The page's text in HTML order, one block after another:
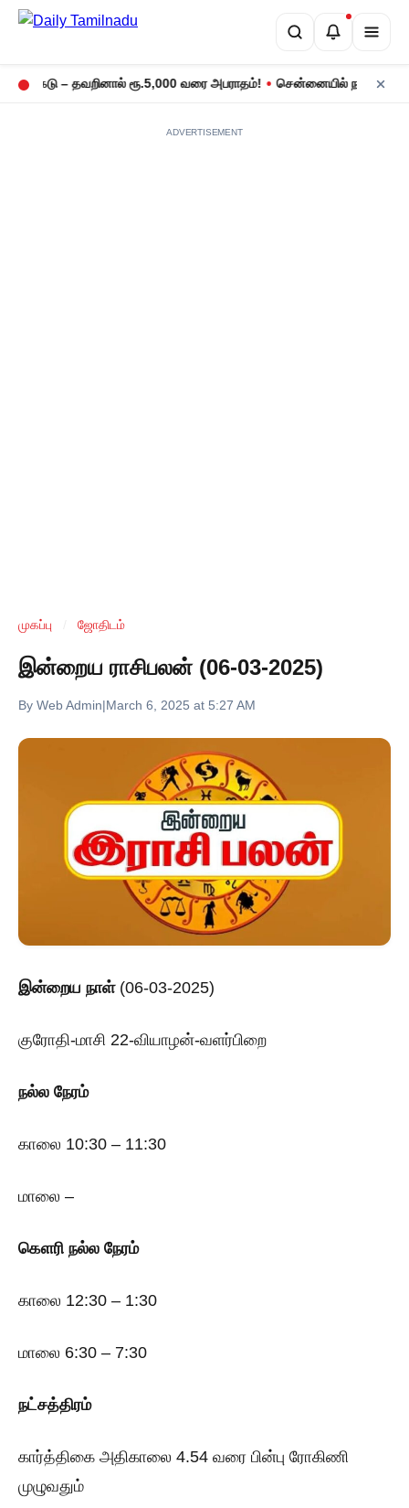
– தவறினால் ரூ.5,000 வரை அபராதம்! • சென்னையில் நாளை மின் தடை!
ADVERTISEMENT
முகப்பு ஜோதிடம்
இன்றைய ராசிபலன் (06-03-2025)
By Web Admin|March 6, 2025 at 5:27 AM
இன்றைய நாள்(06-03-2025)
குரோதி-மாசி 22-வியாழன்-வளர்பிறை
நல்ல நேரம்
காலை 10:30 – 11:30
மாலை –
கௌரி நல்ல நேரம்
காலை 12:30 – 1:30
மாலை 6:30 – 7:30
நட்சத்திரம்
கார்த்திகை அதிகாலை 4.54 வரை பின்பு ரோகிணி
முழுவதும்